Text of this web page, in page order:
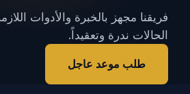
فريقنا مجهز بالخبرة والأدوات
الحالات ندرة وتعقيداً.
طلب موعد عاجل